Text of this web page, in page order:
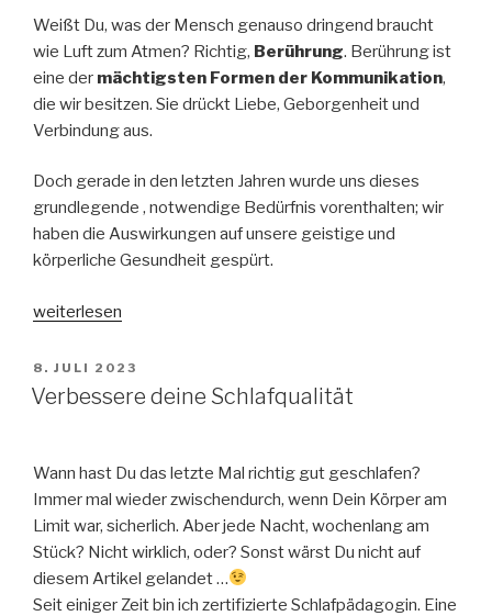
Weißt Du, was der Mensch genauso dringend braucht
wie Luft zum Atmen? Richtig, Berührung. Berührung ist
eine der mächtigsten Formen der Kommunikation,
die wir besitzen. Sie drückt Liebe, Geborgenheit und
Verbindung aus.
Doch gerade in den letzten Jahren wurde uns dieses
grundlegende , notwendige Bedürfnis vorenthalten; wir
haben die Auswirkungen auf unsere geistige und
körperliche Gesundheit gespürt.
„Faszinierende
berührende
Faszien-
weiterlesen
VERÖFFENTLICHT
AM
8. JULI 2023
Verbessere deine Schlafqualität
Wann hast Du das letzte Mal richtig gut geschlafen?
Immer mal wieder zwischendurch, wenn Dein Körper am
Limit war, sicherlich. Aber jede Nacht, wochenlang am
Stück? Nicht wirklich, oder? Sonst wärst Du nicht auf
diesem Artikel gelandet …
Seit einiger Zeit bin ich zertifizierte Schlafpädagogin. Eine